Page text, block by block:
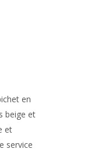
en
beige et
et
service